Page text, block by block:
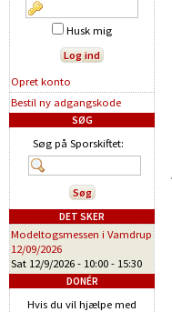
Husk mig
Opret konto
Bestil ny adgangskode
SØG
Søg på Sporskiftet:
DET SKER
Modeltogsmessen i Vamdrup
12/09/2026
Sat 12/9/2026 - 10:00 - 15:30
DONÉR
Hvis du vil hjælpe med